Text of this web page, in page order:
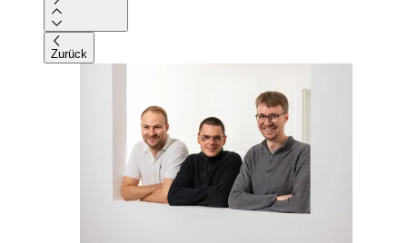
Zurück